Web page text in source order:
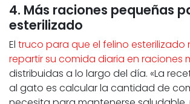
4. Más raciones pequeñas
esterilizado
El truco para que el felino esterilizado
repartir su comida diaria en raciones
distribuidas a lo largo del día. «La
al gato es calcular la cantidad de